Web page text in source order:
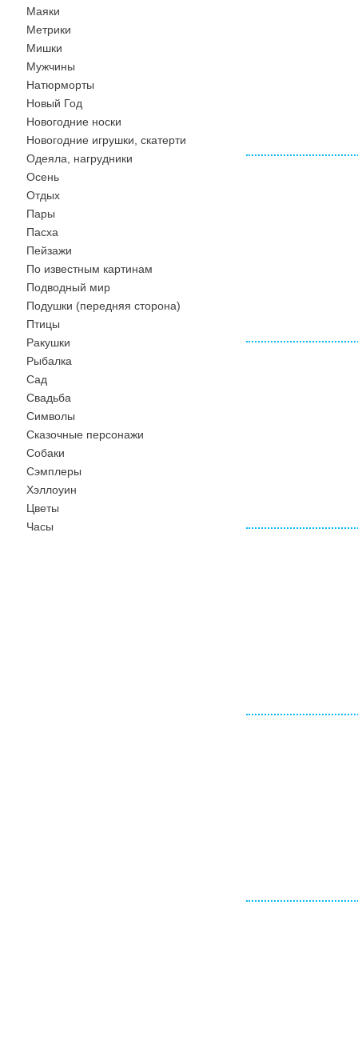
Маяки
Метрики
Мишки
Мужчины
Натюрморты
Новый Год
Новогодние носки
Новогодние игрушки, скатерти
Одеяла, нагрудники
Осень
Отдых
Пары
Пасха
Пейзажи
По известным картинам
Подводный мир
Подушки (передняя сторона)
Птицы
Ракушки
Рыбалка
Сад
Свадьба
Символы
Сказочные персонажи
Собаки
Сэмплеры
Хэллоуин
Цветы
Часы